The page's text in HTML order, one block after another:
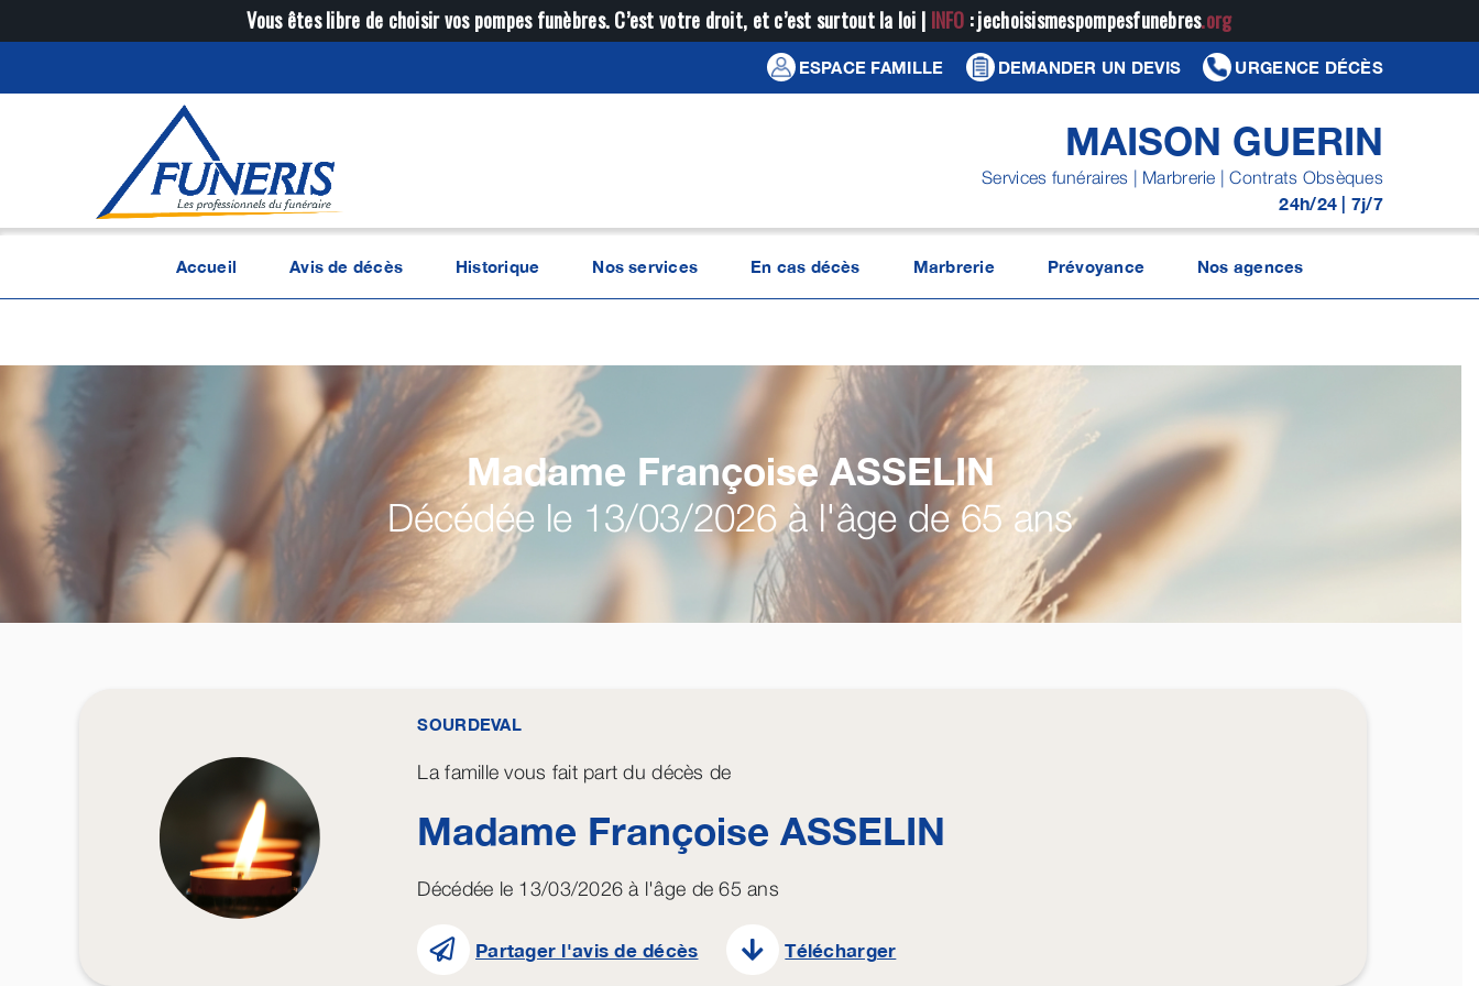
au
Vous êtes libre de choisir vos pompes funèbres. C’est votre droit, et c’est surtout la loi | INFO : jechoisismespompesfunebres.org
ESPACE FAMILLE DEMANDER UN DEVIS URGENCE DÉCÈS
MAISON GUERIN
Services funéraires | Marbrerie | Contrats Obsèques
24h/24 | 7j/7
Accueil Avis de décès Historique Nos services En cas décès Marbrerie Prévoyance Nos agences
Madame FrançoiseASSELIN
Décédée le 13/03/2026 à l'âge de 65 ans
SOURDEVAL
La famille vous fait part du décès de
Madame FrançoiseASSELIN
Décédée le 13/03/2026 à l'âge de 65 ans
Partager l'avis de décès Télécharger